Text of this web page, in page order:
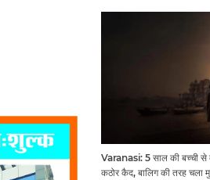
Varanasi: 5 साल की बच्ची से
कठोर कैद, बालिग की तरह चला